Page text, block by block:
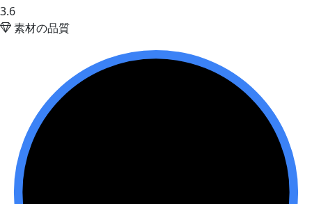
3.6
素材の品質